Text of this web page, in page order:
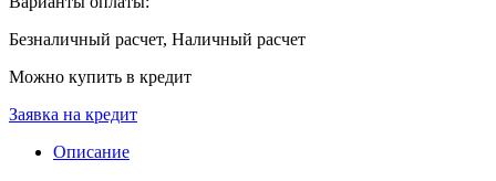
Безналичный расчет, Наличный расчет
Можно купить в кредит
Заявка на кредит
Описание